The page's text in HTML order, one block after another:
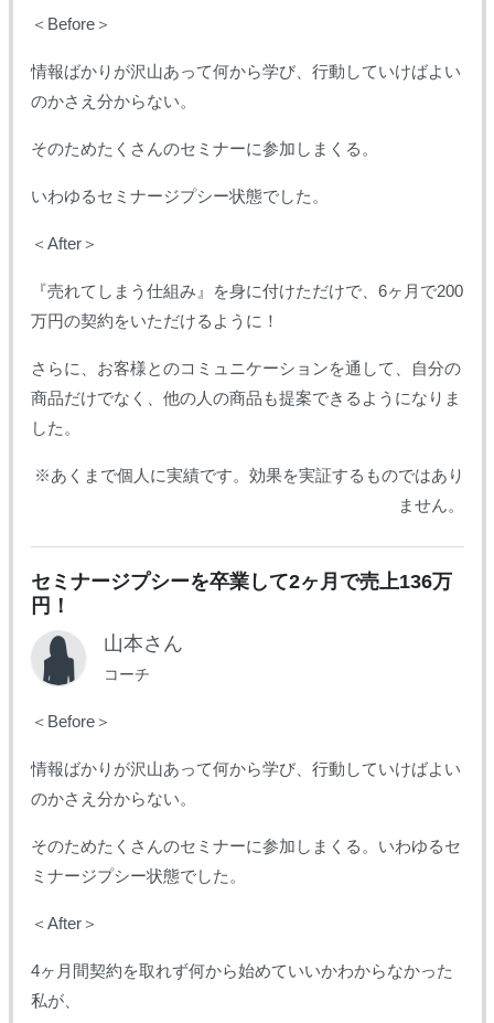
＜Before＞
情報ばかりが沢山あって何から学び、行動していけばよい
のかさえ分からない。
そのためたくさんのセミナーに参加しまくる。
いわゆるセミナージプシー状態でした。
＜After＞
『売れてしまう仕組み』を身に付けただけで、6ヶ月で200
万円の契約をいただけるように！
さらに、お客様とのコミュニケーションを通して、自分の
商品だけでなく、他の人の商品も提案できるようになりま
した。
※あくまで個人に実績です。効果を実証するものではあり
ません。
セミナージプシーを卒業して2ヶ月で売上136万
円！
山本さん
コーチ
＜Before＞
情報ばかりが沢山あって何から学び、行動していけばよい
のかさえ分からない。
そのためたくさんのセミナーに参加しまくる。 いわゆるセ
ミナージプシー状態でした。
＜After＞
4ヶ月間契約を取れず何から始めていいかわからなかった
私が、